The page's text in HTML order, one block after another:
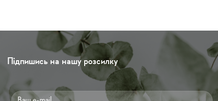
Підпишись на нашу розсилку